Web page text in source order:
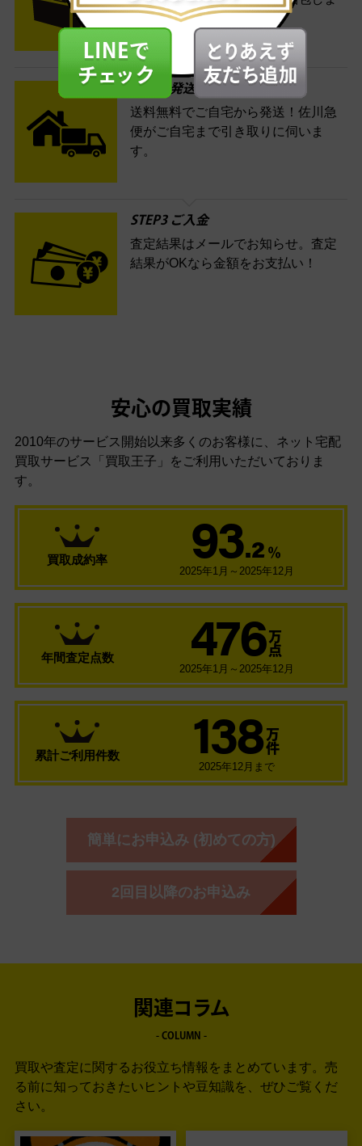
す。
STEP2 発送
送料無料でご自宅から発送！佐川急
便がご自宅まで引き取りに伺いま
す。
STEP3 ご入金
査定結果はメールでお知らせ。査定
結果がOKなら金額をお支払い！
安心の買取実績
2010年のサービス開始以来多くのお客様に、 ネット宅配
買取サービス「買取王子」をご利用いただいておりま
す。
買取成約率 93.2 ％
2025年1月～2025年12月
年間査定点数 476 万
点
2025年1月～2025年12月
累計ご利用件数 138 万
件
2025年12月まで
簡単にお申込み (初めての方)
2回目以降のお申込み
関連コラム
- COLUMN -
買取や査定に関するお役立ち情報をまとめています。 売
る前に知っておきたいヒントや豆知識を、ぜひご覧くだ
さい。